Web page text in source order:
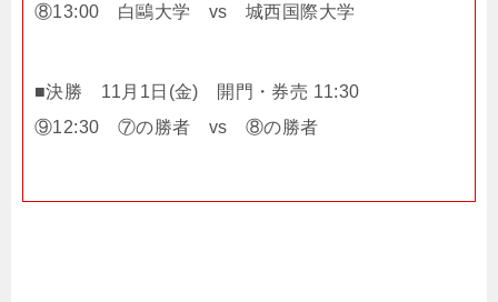
⑧13:00 白鷗大学 vs 城西国際大学
■決勝 11月1日(金) 開門・券売 11:30
⑨12:30 ⑦の勝者 vs ⑧の勝者